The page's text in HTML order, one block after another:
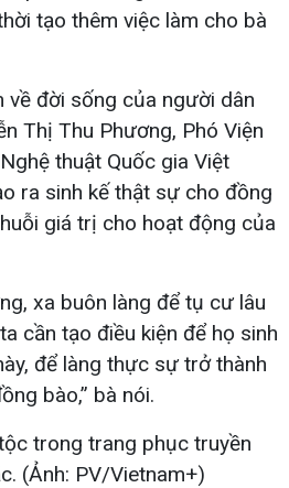
tạo thêm việc làm cho bà
về đời sống của người dân
Thị Thu Phương, Phó Viện
thuật Quốc gia Việt
ra sinh kế thật sự cho đồng
giá trị cho hoạt động của
xa buôn làng để tụ cư lâu
cần tạo điều kiện để họ sinh
để làng thực sự trở thành
bào,” bà nói.